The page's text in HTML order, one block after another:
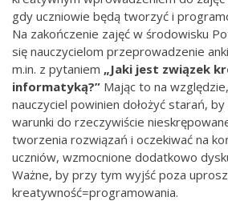
gdy uczniowie będą tworzyć i
Na zakończenie zajęć w środowisku
się nauczycielom przeprowadzenie
m.in. z pytaniem „Jaki jest związek
informatyką?” Mając to na
nauczyciel powinien dołożyć starań,
warunki do rzeczywiście
tworzenia rozwiązań i oczekiwać na
uczniów, wzmocnione dodatkowo
Ważne, by przy tym wyjść poza
kreatywność=programowania.